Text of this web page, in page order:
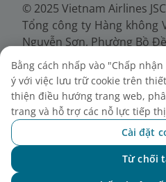
© 2025 Vietnam Airlines JSC
Tổng công ty Hàng không
Nguyễn Sơn, Phường Bồ
Điện thoại: (+84-24)
38722375
Giấy chứng nhận đăng
doanh nghiệp
30/6/2010, đăng ký
24/7/2025, cấp bởi Sở Tài
Bằng cách nhấp vào "Chấp
ý với việc lưu trữ cookie trên
thiện điều hướng trang web,
trang và hỗ trợ các nỗ lực tiếp
Cài đặt
Từ chối